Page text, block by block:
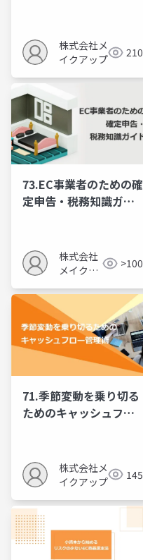
株式会社メ
イクアップ
210
73.EC事業者のための確
定申告・税務知識ガイ
株式会社
メイクア
>100
71.季節変動を乗り切る
ためのキャッシュフロ
株式会社メ
イクアップ
145